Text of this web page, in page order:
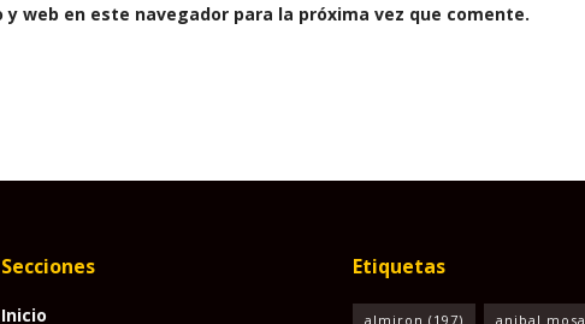
web en este navegador para la próxima vez que comente.
Secciones
Inicio
Etiquetas
almiron (197) anibal mosa